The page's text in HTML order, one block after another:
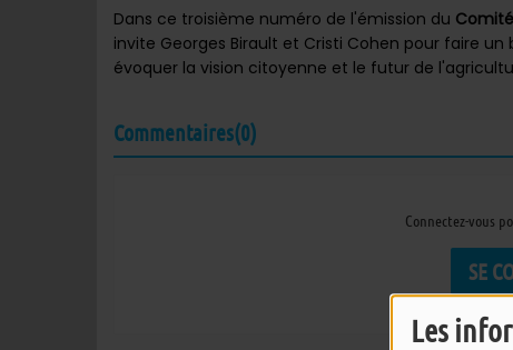
Les
Dans ce troisième numéro de l'émission du
invite Georges Birault et Cristi Cohen pour faire
évoquer la vision citoyenne et le futur de
Commentaires(0)
Connectez-vous
SE